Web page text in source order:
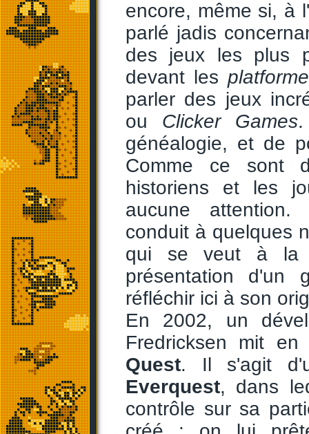
encore, même si, à
parlé jadis
des jeux les plus
devant les
parler des jeux
ou Clicker Games
généalogie, et de
Comme ce sont
historiens et les
aucune attention.
conduit à quelques
qui se veut à la
présentation d'un
réfléchir ici à son
En 2002, un
Fredricksen mit
Quest. Il s'agit
Everquest, dans
contrôle sur sa